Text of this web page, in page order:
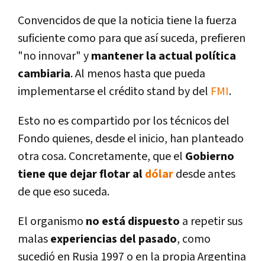
Convencidos de que la noticia tiene la fuerza
suficiente como para que así­ suceda, prefieren
"no innovar" ymantener la actual polí­tica
cambiaria. Al menos hasta que pueda
implementarse el crédito stand by del FMI.
Esto no es compartido por los técnicos del
Fondo quienes, desde el inicio, han planteado
otra cosa. Concretamente, que el Gobierno
tiene que dejar flotar aldólardesde antes
de que eso suceda.
El organismo no está dispuesto a repetir sus
malasexperiencias del pasado, como
sucedió en Rusia 1997 o en la propia Argentina